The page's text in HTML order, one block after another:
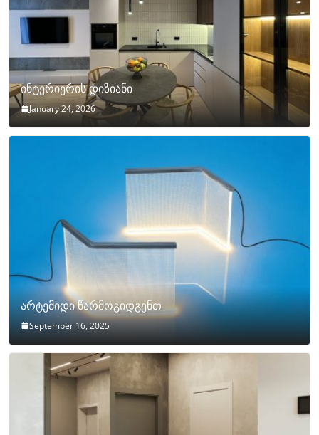
ინტერიერის დიზიანი
January 24, 2026
არტემიდი წარმოგიდგენთ
September 16, 2025